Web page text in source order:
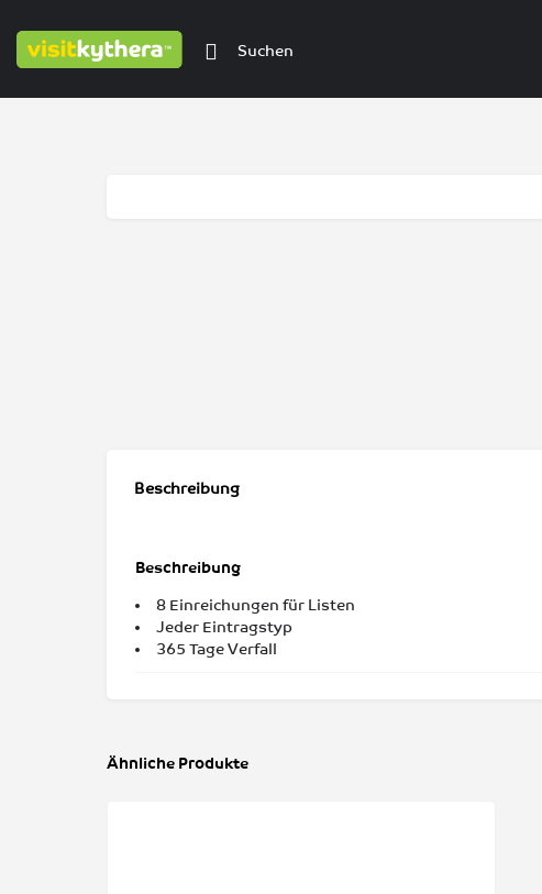
Beschreibung
Beschreibung
8 Einreichungen für Listen
Jeder Eintragstyp
365 Tage Verfall
Ähnliche Produkte